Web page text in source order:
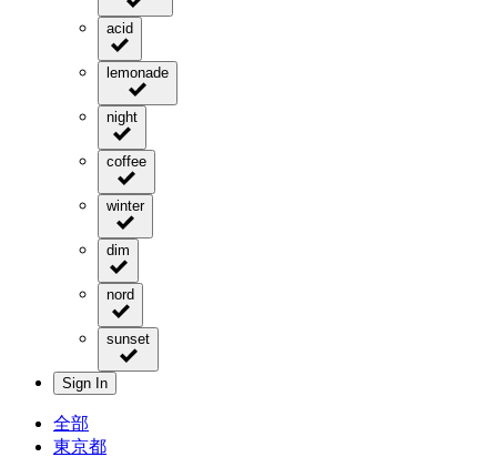
acid
lemonade
night
coffee
winter
dim
nord
sunset
Sign In
全部
東京都